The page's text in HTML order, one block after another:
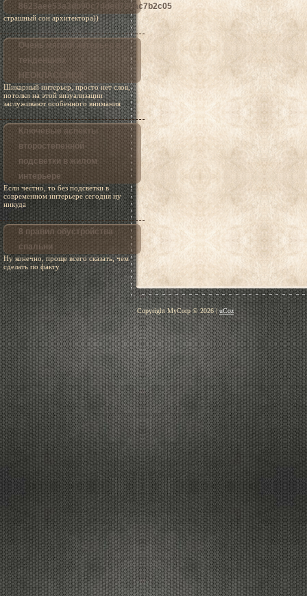
8623aee53a3db90c74ded720ac7b2c05
страшный сон архитектора))
Очень мягкий интерьер в
тенденциях
НЕОКЛАССИКИ
Шикарный интерьер, просто нет слов,
потолки на этой визуализации
заслуживают особенного внимания
Ключевые аспекты
второстепенной
подсветки в жилом
интерьере
Если честно, то без подсветки в
современном интерьере сегодня ну
никуда
8 правил обустройства
спальни
Ну конечно, проще всего сказать, чем
сделать по факту
Copyright MyCorp © 2026|uCoz